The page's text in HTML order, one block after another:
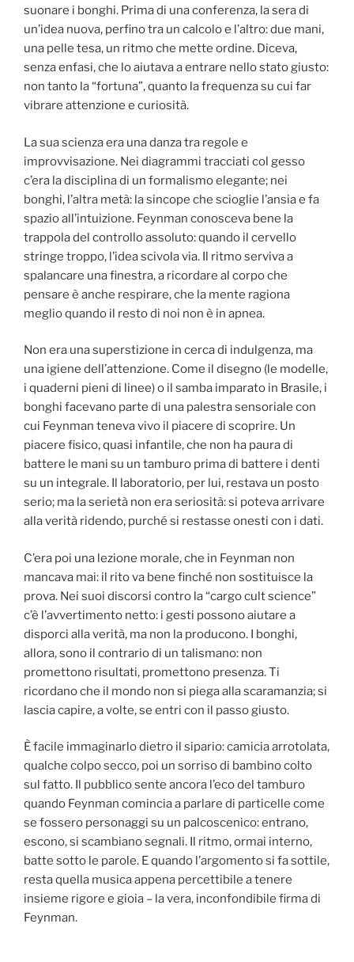
suonare i bonghi. Prima di una conferenza, la sera di
un’idea nuova, perfino tra un calcolo e l’altro: due mani,
una pelle tesa, un ritmo che mette ordine. Diceva,
senza enfasi, che lo aiutava a entrare nello stato giusto:
non tanto la “fortuna”, quanto la frequenza su cui far
vibrare attenzione e curiosità.
La sua scienza era una danza tra regole e
improvvisazione. Nei diagrammi tracciati col gesso
c’era la disciplina di un formalismo elegante; nei
bonghi, l’altra metà: la sincope che scioglie l’ansia e fa
spazio all’intuizione. Feynman conosceva bene la
trappola del controllo assoluto: quando il cervello
stringe troppo, l’idea scivola via. Il ritmo serviva a
spalancare una finestra, a ricordare al corpo che
pensare è anche respirare, che la mente ragiona
meglio quando il resto di noi non è in apnea.
Non era una superstizione in cerca di indulgenza, ma
una igiene dell’attenzione. Come il disegno (le modelle,
i quaderni pieni di linee) o il samba imparato in Brasile, i
bonghi facevano parte di una palestra sensoriale con
cui Feynman teneva vivo il piacere di scoprire. Un
piacere fisico, quasi infantile, che non ha paura di
battere le mani su un tamburo prima di battere i denti
su un integrale. Il laboratorio, per lui, restava un posto
serio; ma la serietà non era seriosità: si poteva arrivare
alla verità ridendo, purché si restasse onesti con i dati.
C’era poi una lezione morale, che in Feynman non
mancava mai: il rito va bene finché non sostituisce la
prova. Nei suoi discorsi contro la “cargo cult science”
c’è l’avvertimento netto: i gesti possono aiutare a
disporci alla verità, ma non la producono. I bonghi,
allora, sono il contrario di un talismano: non
promettono risultati, promettono presenza. Ti
ricordano che il mondo non si piega alla scaramanzia; si
lascia capire, a volte, se entri con il passo giusto.
È facile immaginarlo dietro il sipario: camicia arrotolata,
qualche colpo secco, poi un sorriso di bambino colto
sul fatto. Il pubblico sente ancora l’eco del tamburo
quando Feynman comincia a parlare di particelle come
se fossero personaggi su un palcoscenico: entrano,
escono, si scambiano segnali. Il ritmo, ormai interno,
batte sotto le parole. E quando l’argomento si fa sottile,
resta quella musica appena percettibile a tenere
insieme rigore e gioia – la vera, inconfondibile firma di
Feynman.